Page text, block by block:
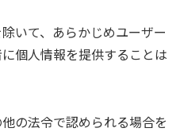
いて、あらかじめユーザー
個人情報を提供することは
の法令で認められる場合を